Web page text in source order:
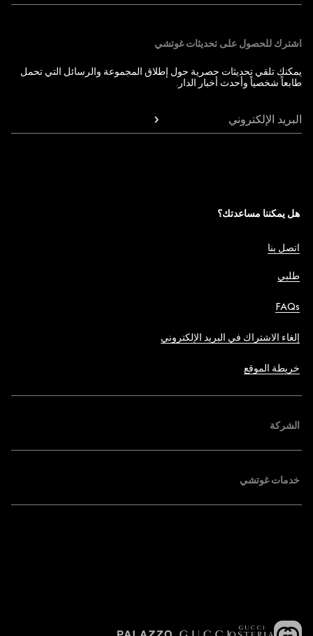
اشترك للحصول على تحديثات غوتشي
يمكنك تلقي تحديثات حصرية حول إطلاق المجموعة والرسائل التي تحمل
طابعاً شخصياً وأحدث أخبار الدار.
البريد الإلكتروني
هل يمكننا مساعدتك؟
اتصل بنا
طلبي
FAQs
إلغاء الاشتراك في البريد الإلكتروني
خريطة الموقع
الشركة
خدمات غوتشي